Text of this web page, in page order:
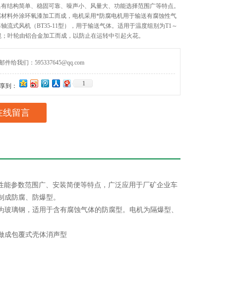
结构简单、稳固可靠、噪声小、风量大、功能选择范围广等特点。
料外涂环氧漆加工而成，电机采用*防腐电机用于输送有腐蚀性气
流式风机（BT35-11型），用于输送气体。适用于温度组别为T1～
叶轮由铝合金加工而成，以防止在运转中引起火花。
件给我们：595337645@qq.com
到： 1
线留言
参数范围广、安装简便等特点，广泛应用于厂矿企业车
防腐、防爆型。
璃钢，适用于含有腐蚀气体的防腐型。电机为隔爆型、
成包覆式壳体消声型